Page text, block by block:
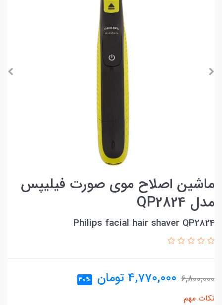
ماشین اصلاح موی صورت فیلیپس
مدل QP2824
Philips facial hair shaver QP2824
6,800,000
4,770,000 تومان 30%
نکات مهم: